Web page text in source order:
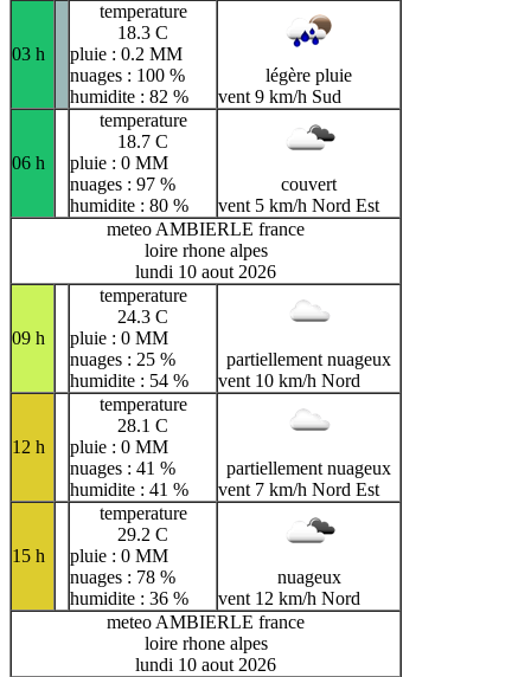
03 h
temperature
18.3 C
pluie : 0.2 MM
nuages : 100 %
humidite : 82 %
légère pluie
vent 9 km/h Sud
06 h
temperature
18.7 C
pluie : 0 MM
nuages : 97 %
humidite : 80 %
couvert
vent 5 km/h Nord Est
meteo AMBIERLE france
loire rhone alpes
lundi 10 aout 2026
09 h
temperature
24.3 C
pluie : 0 MM
nuages : 25 %
humidite : 54 %
partiellement nuageux
vent 10 km/h Nord
12 h
temperature
28.1 C
pluie : 0 MM
nuages : 41 %
humidite : 41 %
partiellement nuageux
vent 7 km/h Nord Est
15 h
temperature
29.2 C
pluie : 0 MM
nuages : 78 %
humidite : 36 %
nuageux
vent 12 km/h Nord
meteo AMBIERLE france
loire rhone alpes
lundi 10 aout 2026